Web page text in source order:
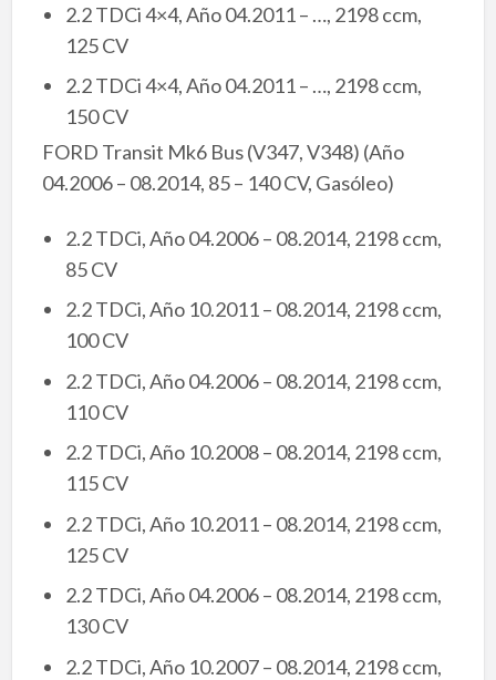
2.2 TDCi 4×4, Año 04.2011 – …, 2198 ccm,
125 CV
2.2 TDCi 4×4, Año 04.2011 – …, 2198 ccm,
150 CV
FORD Transit Mk6 Bus (V347, V348) (Año
04.2006 – 08.2014, 85 – 140 CV, Gasóleo)
2.2 TDCi, Año 04.2006 – 08.2014, 2198 ccm,
85 CV
2.2 TDCi, Año 10.2011 – 08.2014, 2198 ccm,
100 CV
2.2 TDCi, Año 04.2006 – 08.2014, 2198 ccm,
110 CV
2.2 TDCi, Año 10.2008 – 08.2014, 2198 ccm,
115 CV
2.2 TDCi, Año 10.2011 – 08.2014, 2198 ccm,
125 CV
2.2 TDCi, Año 04.2006 – 08.2014, 2198 ccm,
130 CV
2.2 TDCi, Año 10.2007 – 08.2014, 2198 ccm,